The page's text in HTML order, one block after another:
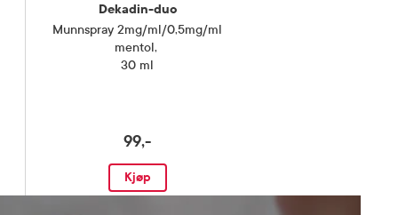
Dekadin-duo
Munnspray 2mg/ml/0,5mg/ml
mentol,
30 ml
99,-
Kjøp